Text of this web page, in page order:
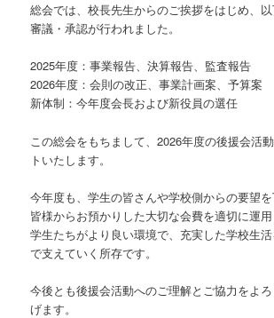
総会では、校長先生からのご挨拶をはじめ、
審議・承認が行われました。
2025年度：事業報告、決算報告、監査報告
2026年度：会則の改正、事業計画案、予算案
新体制：今年度会長および新役員の選任
この総会をもちまして、2026年度の後援会活
トいたします。
今年度も、学生の皆さんや学校側からの要望を
皆様からお預かりした大切な会費を適切に運用
学生たちがより良い環境で、充実した学校生
で支えていく所存です。
今後とも後援会活動へのご理解とご協力をよ
げます。